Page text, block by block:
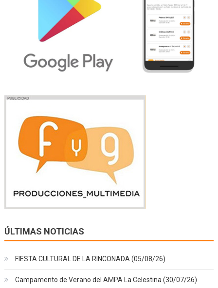
ÚLTIMAS NOTICIAS
FIESTA CULTURAL DE LA RINCONADA (05/08/26)
Campamento de Verano del AMPA La Celestina (30/07/26)